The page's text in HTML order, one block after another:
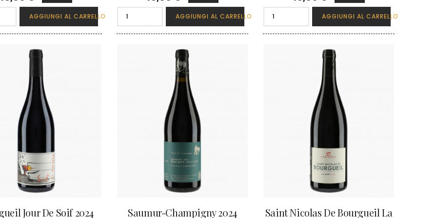
AGGIUNGI AL CARRELLO AGGIUNGI AL CARRELLO AGGIUNGI AL CARRELLO
Jour De Soif 2024 Saumur-Champigny 2024
Saint Nicolas De Bourgueil La